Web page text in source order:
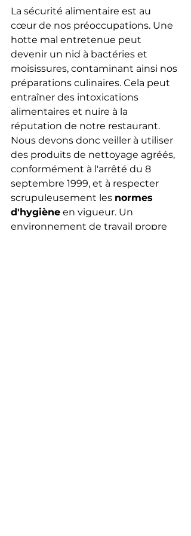
La sécurité alimentaire est au
cœur de nos préoccupations. Une
hotte mal entretenue peut
devenir un nid à bactéries et
moisissures, contaminant ainsi nos
préparations culinaires. Cela peut
entraîner des intoxications
alimentaires et nuire à la
réputation de notre restaurant.
Nous devons donc veiller à utiliser
des produits de nettoyage agréés,
conformément à l'arrêté du 8
septembre 1999, et à respecter
scrupuleusement les normes
d'hygiène en vigueur. Un
environnement de travail propre